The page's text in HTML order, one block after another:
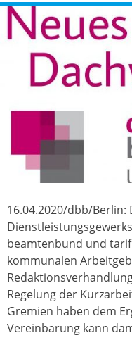
16.04.2020/dbb/Berlin:
beamtenbund und
kommunalen
Regelung der
Gremien haben dem
Vereinbarung kann